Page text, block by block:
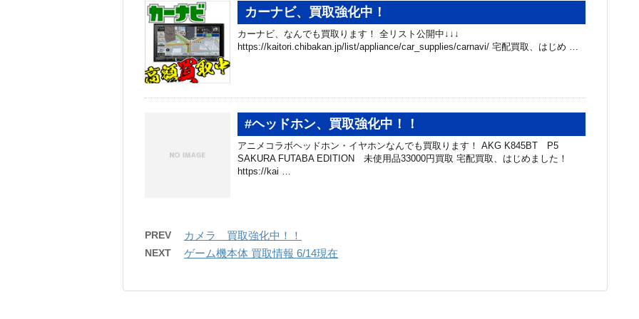
カーナビ、買取強化中！
カーナビ、なんでも買取ります！ 全リスト公開中↓↓↓
https://kaitori.chibakan.jp/list/appliance/car_supplies/carnavi/ 宅配買取、はじめ …
#ヘッドホン、買取強化中！！
アニメコラボヘッドホン・イヤホンなんでも買取ります！ AKG K845BT P5
SAKURA FUTABA EDITION 未使用品33000円買取 宅配買取、はじめました！
https://kai …
PREV カメラ 買取強化中！！
NEXT ゲーム機本体 買取情報 6/14現在